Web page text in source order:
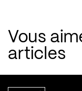
Vous
articles